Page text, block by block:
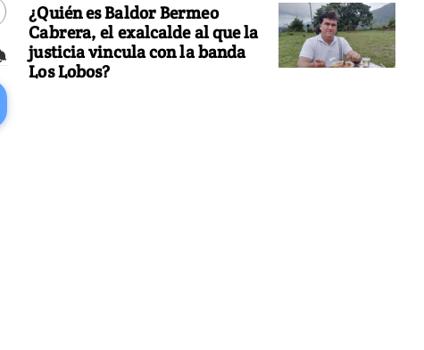
¿Quién es Baldor Bermeo
Cabrera, el exalcalde al que la
justicia vincula con la banda
Los Lobos?